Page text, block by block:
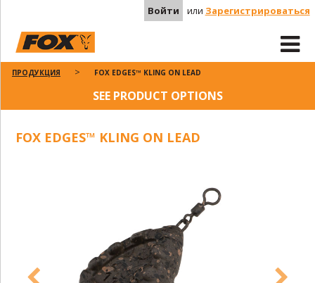
Войти или Зарегистрироваться
ПРОДУКЦИЯ FOX EDGES™ KLING ON LEAD
SEE PRODUCT OPTIONS
FOX EDGES™ KLING ON LEAD